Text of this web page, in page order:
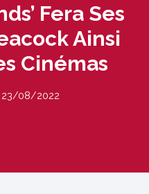
Fera Ses
Ainsi
Cinémas
23/08/2022